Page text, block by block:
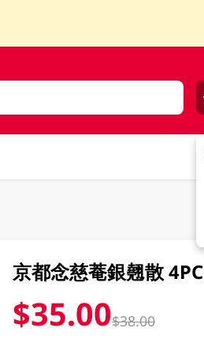
京都念慈菴銀翹散 4PC
$35.00$38.00